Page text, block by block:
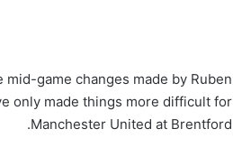
mid-game changes made by Ruben
only made things more difficult for
Manchester United at Brentford.